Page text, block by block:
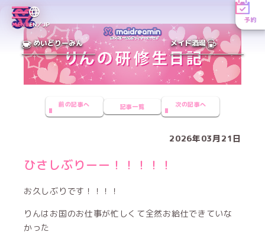
MENUEN／JP
予約
めいどりーみん メイド酒場
前の記事へ 記事一覧 次の記事へ
2026年03月21日
ひさしぶりーー！！！！！
お久しぶりです！！！！
りんはお国のお仕事が忙しくて全然お給仕できていな
かった